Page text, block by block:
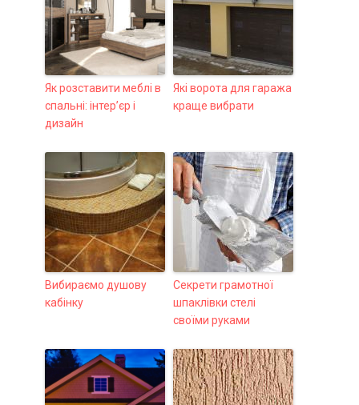
Як розставити меблі в
спальні: інтер’єр і
дизайн
Які ворота для гаража
краще вибрати
Вибираємо душову
кабінку
Секрети грамотної
шпаклівки стелі
своїми руками